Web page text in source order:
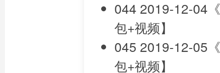
044 2019-12-04
包+视频】
045 2019-12-05
包+视频】